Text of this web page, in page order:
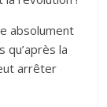
absolument
qu’après la
arrêter